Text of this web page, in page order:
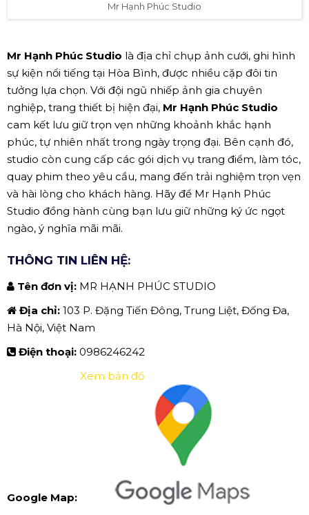
Mr Hạnh Phúc Studio
Mr Hạnh Phúc Studio là địa chỉ chụp ảnh cưới, ghi hình
sự kiện nổi tiếng tại Hòa Bình, được nhiều cặp đôi tin
tưởng lựa chọn. Với đội ngũ nhiếp ảnh gia chuyên
nghiệp, trang thiết bị hiện đại, Mr Hạnh Phúc Studio
cam kết lưu giữ trọn vẹn những khoảnh khắc hạnh
phúc, tự nhiên nhất trong ngày trọng đại. Bên cạnh đó,
studio còn cung cấp các gói dịch vụ trang điểm, làm tóc,
quay phim theo yêu cầu, mang đến trải nghiệm trọn vẹn
và hài lòng cho khách hàng. Hãy để Mr Hạnh Phúc
Studio đồng hành cùng bạn lưu giữ những ký ức ngọt
ngào, ý nghĩa mãi mãi.
THÔNG TIN LIÊN HỆ:
Tên đơn vị: MR HẠNH PHÚC STUDIO
Địa chỉ: 103 P. Đặng Tiến Đông, Trung Liệt, Đống Đa,
Hà Nội, Việt Nam
Điện thoại: 0986246242
Google Map:
Xem bản đồ